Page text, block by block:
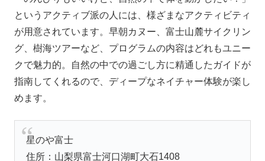
というアクティブ派の人には、様ざまなアクティビティ
が用意されています。早朝カヌー、富士山麓サイクリン
グ、樹海ツアーなど、プログラムの内容はどれもユニー
クで魅力的。自然の中での過ごし方に精通したガイドが
指南してくれるので、ディープなネイチャー体験が楽し
めます。
星のや富士
住所：山梨県富士河口湖町大石1408